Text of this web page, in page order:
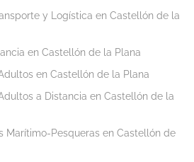
y Logística en Castellón de la
en Castellón de la Plana
en Castellón de la Plana
a Distancia en Castellón de la
Marítimo-Pesqueras en Castellón de